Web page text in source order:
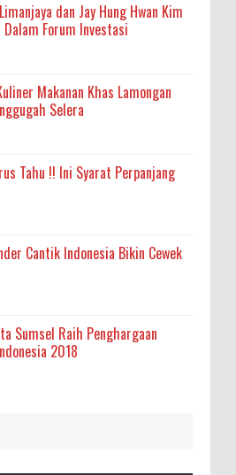
dan Jay Hung Hwan Kim
Forum Investasi
Makanan Khas Lamongan
Selera
Tahu !! Ini Syarat Perpanjang
Cantik Indonesia Bikin Cewek
Sumsel Raih Penghargaan
2018